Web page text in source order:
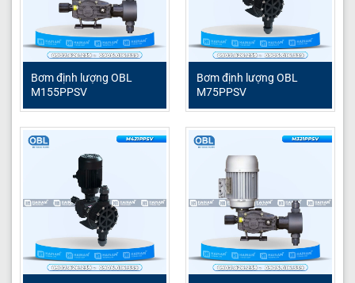
Youtube:Hải Nam Technology Youtube
Bơm định lượng hóa chất Bơm định lượng OBL
Bơm định lượng OBL
M155PPSV
Bơm định lượng OBL
M75PPSV